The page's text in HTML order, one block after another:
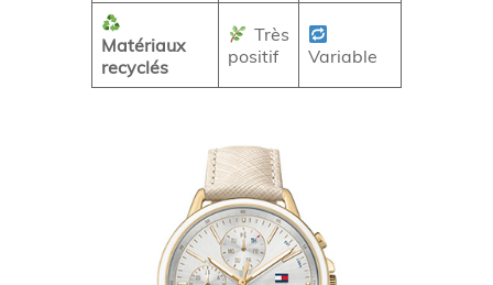
Matériaux
recyclés
Très
positif
Variable